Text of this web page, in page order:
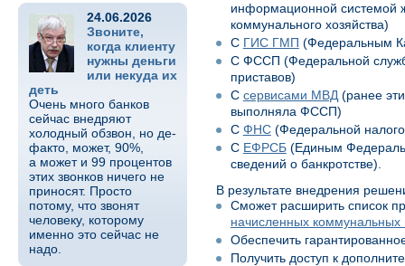
24.06.2026
Звоните,
когда клиенту
нужны деньги
или некуда их
деть
Очень много банков
сейчас внедряют
холодный обзвон, но де-
факто, может, 90%,
а может и 99 процентов
этих звонков ничего не
приносят. Просто
потому, что звонят
человеку, которому
именно это сейчас не
надо.
информационной системой
коммунального хозяйства)
С ГИС ГМП (Федеральным
С ФССП (Федеральной
приставов)
С сервисами МВД(ранее
выполняла ФССП)
С ФНС(Федеральной
С ЕФРСБ(Единым
сведений о банкротстве).
В результате внедрения
Сможет расширить список
начисленных коммунальных
Обеспечить
Получить доступ к